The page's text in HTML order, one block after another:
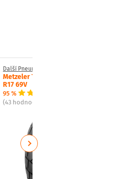
Další Pneumatiky na motorku
Metzeler Tourance 150/70
R17 69V
95 %
(43 hodnocení)
Next